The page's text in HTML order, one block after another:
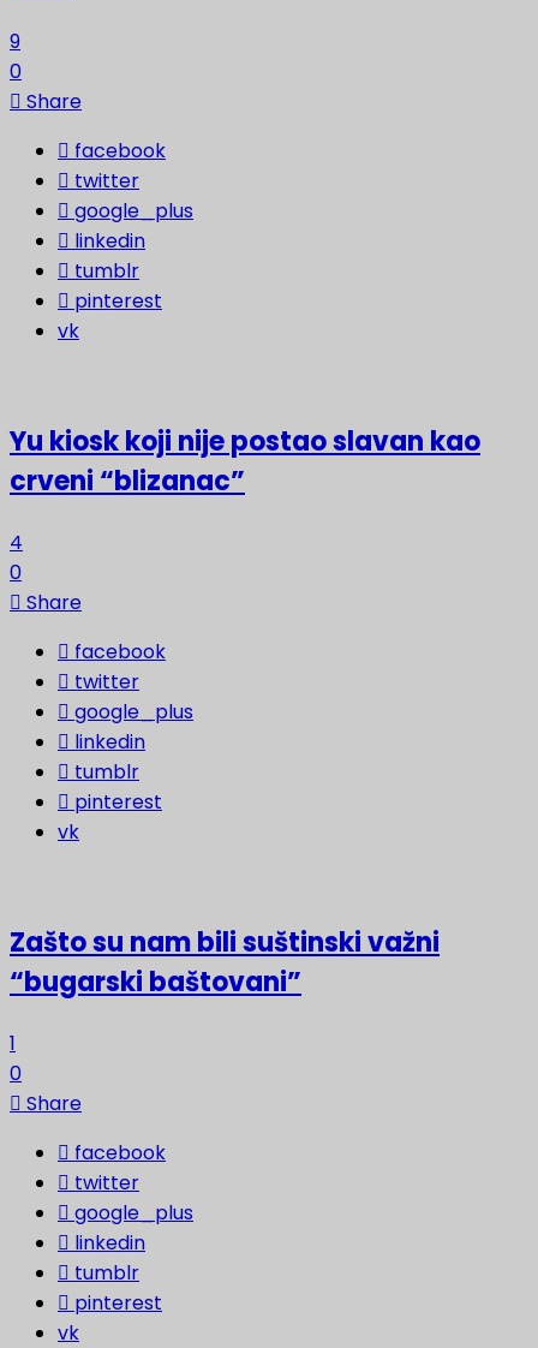
9
0
Share
facebook
twitter
google_plus
linkedin
tumblr
pinterest
vk
Yu kiosk koji nije postao slavan kao
crveni “blizanac”
4
0
Share
facebook
twitter
google_plus
linkedin
tumblr
pinterest
vk
Zašto su nam bili suštinski važni
“bugarski baštovani”
1
0
Share
facebook
twitter
google_plus
linkedin
tumblr
pinterest
vk